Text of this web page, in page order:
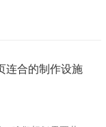
连合的制作设施